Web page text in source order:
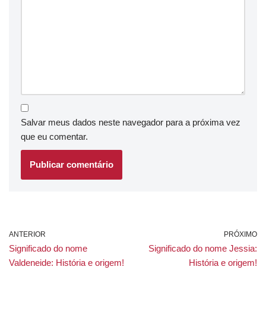
Salvar meus dados neste navegador para a próxima vez
que eu comentar.
ANTERIOR
Significado do nome
Valdeneide: História e origem!
PRÓXIMO
Significado do nome Jessia:
História e origem!